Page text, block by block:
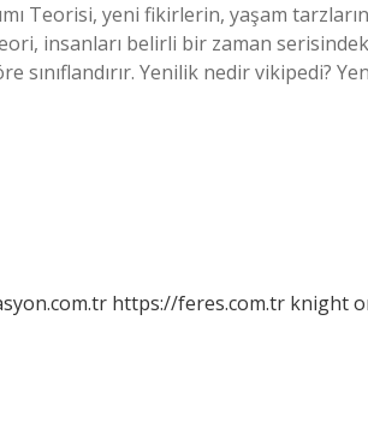
Teorisi, yeni fikirlerin, yaşam
insanları belirli bir zaman
sınıflandırır. Yenilik nedir vikipedi?
https://feres.com.tr knight